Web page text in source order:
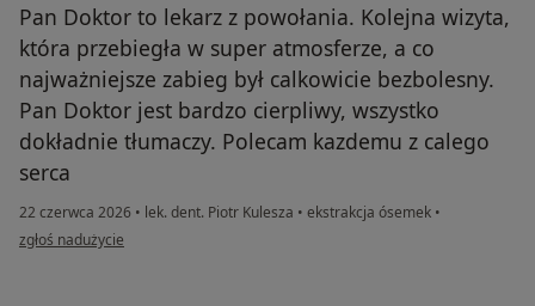
Pan Doktor to lekarz z powołania. Kolejna wizyta,
która przebiegła w super atmosferze, a co
najważniejsze zabieg był calkowicie bezbolesny.
Pan Doktor jest bardzo cierpliwy, wszystko
dokładnie tłumaczy. Polecam kazdemu z calego
serca
22 czerwca 2026 • lek. dent. Piotr Kulesza • ekstrakcja ósemek •
w opinii użytkownika Wiktoria
zgłoś nadużycie